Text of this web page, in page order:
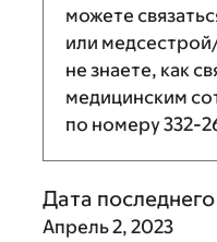
можете
или
не знаете, как
медицинским
по номеру332-
Дата
Апрель 2, 2023